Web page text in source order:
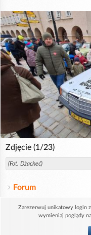
Zdjęcie (1/23)
(Fot. Dżacheć)
Forum
Zarezerwuj unikatowy login
wymieniaj poglądy